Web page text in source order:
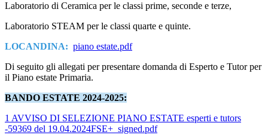
Laboratorio di Ceramica per le classi prime, seconde e terze,
Laboratorio STEAM per le classi quarte e quinte.
LOCANDINA: piano estate.pdf
Di seguito gli allegati per presentare domanda di Esperto e Tutor per
il Piano estate Primaria.
BANDO ESTATE 2024-2025:
1 AVVISO DI SELEZIONE PIANO ESTATE esperti e tutors
-59369 del 19.04.2024FSE+_signed.pdf